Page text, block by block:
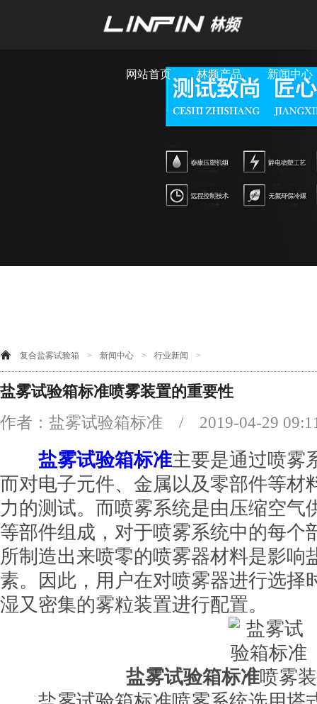
网站首页 林频产品 新闻中心
复合盐雾试验箱 > 新闻中心 > 行业新闻 >
盐雾试验箱标准喷雾装置的重要性
作者：盐雾试验箱标准 / 2019-04-29
盐雾试验箱标准主要是通过喷雾
而对电子元件、金属以及零部件等材
力的测试。而喷雾系统是由压缩空气
等部件组成，对于喷雾系统中的每个
所制造出来喷零的喷雾器材料是影响
素。因此，用户在对喷雾器进行选择
湿又密集的雾粒装置进行配置。
盐雾试验箱标准喷雾